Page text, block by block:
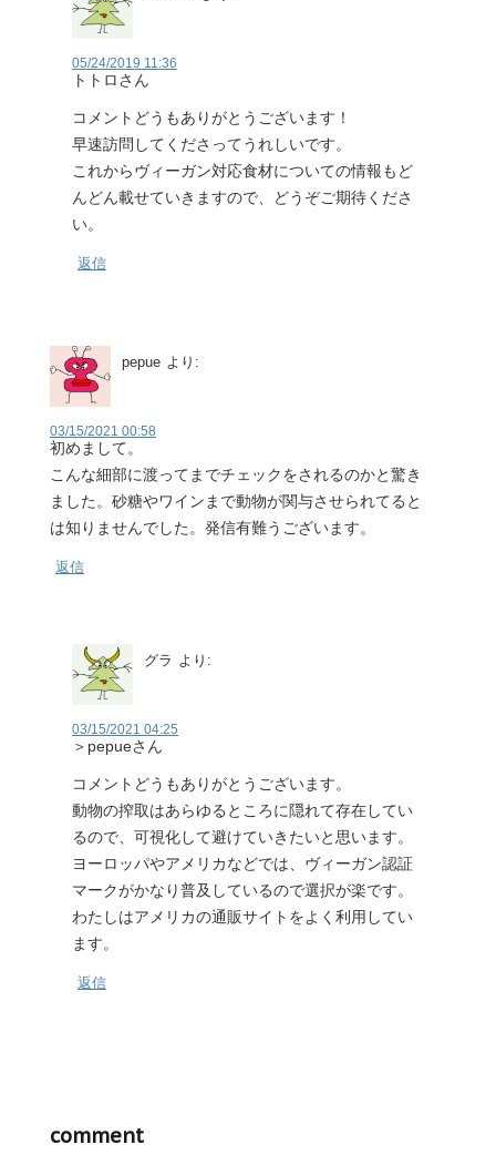
05/24/2019 11:36
トトロさん
コメントどうもありがとうございます！
早速訪問してくださってうれしいです。
これからヴィーガン対応食材についての情報もど
んどん載せていきますので、どうぞご期待くださ
い。
返信
pepue より:
03/15/2021 00:58
初めまして。
こんな細部に渡ってまでチェックをされるのかと驚き
ました。砂糖やワインまで動物が関与させられてると
は知りませんでした。発信有難うございます。
返信
グラ より:
03/15/2021 04:25
＞pepueさん
コメントどうもありがとうございます。
動物の搾取はあらゆるところに隠れて存在してい
るので、可視化して避けていきたいと思います。
ヨーロッパやアメリカなどでは、ヴィーガン認証
マークがかなり普及しているので選択が楽です。
わたしはアメリカの通販サイトをよく利用してい
ます。
返信
comment